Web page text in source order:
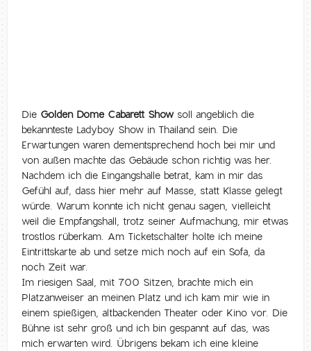
Die Golden Dome Cabarett Show soll angeblich die
bekannteste Ladyboy Show in Thailand sein. Die
Erwartungen waren dementsprechend hoch bei mir und
von außen machte das Gebäude schon richtig was her.
Nachdem ich die Eingangshalle betrat, kam in mir das
Gefühl auf, dass hier mehr auf Masse, statt Klasse gelegt
würde. Warum konnte ich nicht genau sagen, vielleicht
weil die Empfangshall, trotz seiner Aufmachung, mir etwas
trostlos rüberkam. Am Ticketschalter holte ich meine
Eintrittskarte ab und setze mich noch auf ein Sofa, da
noch Zeit war.
Im riesigen Saal, mit 700 Sitzen, brachte mich ein
Platzanweiser an meinen Platz und ich kam mir wie in
einem spießigen, altbackenden Theater oder Kino vor. Die
Bühne ist sehr groß und ich bin gespannt auf das, was
mich erwarten wird. Übrigens bekam ich eine kleine